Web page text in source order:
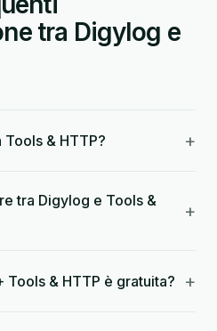
tra Digylog e
& HTTP? +
tra Digylog e Tools &
+
& HTTP è gratuita? +